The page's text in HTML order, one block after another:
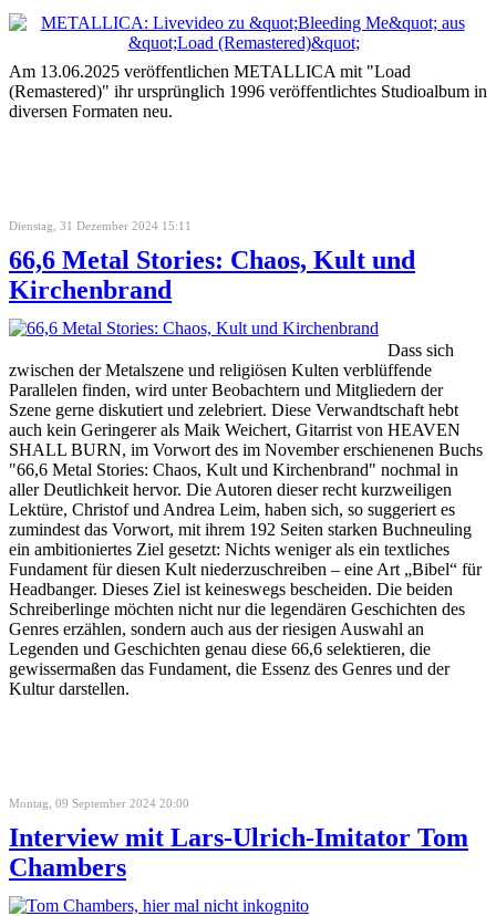
Am 13.06.2025 veröffentlichen METALLICA mit "Load
(Remastered)" ihr ursprünglich 1996 veröffentlichtes Studioalbum in
diversen Formaten neu.
Dienstag, 31 Dezember 2024 15:11
66,6 Metal Stories: Chaos, Kult und
Kirchenbrand
Dass sich
zwischen der Metalszene und religiösen Kulten verblüffende
Parallelen finden, wird unter Beobachtern und Mitgliedern der
Szene gerne diskutiert und zelebriert. Diese Verwandtschaft hebt
auch kein Geringerer als Maik Weichert, Gitarrist von HEAVEN
SHALL BURN, im Vorwort des im November erschienenen Buchs
"66,6 Metal Stories: Chaos, Kult und Kirchenbrand" nochmal in
aller Deutlichkeit hervor. Die Autoren dieser recht kurzweiligen
Lektüre, Christof und Andrea Leim, haben sich, so suggeriert es
zumindest das Vorwort, mit ihrem 192 Seiten starken Buchneuling
ein ambitioniertes Ziel gesetzt: Nichts weniger als ein textliches
Fundament für diesen Kult niederzuschreiben – eine Art „Bibel“ für
Headbanger. Dieses Ziel ist keineswegs bescheiden. Die beiden
Schreiberlinge möchten nicht nur die legendären Geschichten des
Genres erzählen, sondern auch aus der riesigen Auswahl an
Legenden und Geschichten genau diese 66,6 selektieren, die
gewissermaßen das Fundament, die Essenz des Genres und der
Kultur darstellen.
Montag, 09 September 2024 20:00
Interview mit Lars-Ulrich-Imitator Tom
Chambers